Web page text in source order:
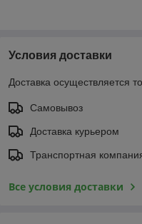
Условия доставки
Доставка осуществляется
Самовывоз
Доставка курьером
Транспортная
Все условия доставки